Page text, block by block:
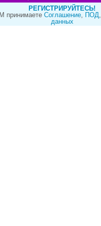
РЕГИСТРИРУЙТЕСЬ!
принимаете Cоглашение, ПОД,
данных